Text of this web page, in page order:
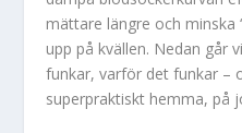
mättare längre och minska
upp på kvällen. Nedan går
funkar, varför det funkar –
superpraktiskt hemma, på